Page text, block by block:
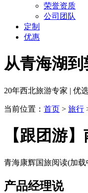
荣誉资质
公司团队
定制
优惠
从青海湖到
20年西北旅游专家 | 优
当前位置： 首页 > 旅行
【跟团游
青海康辉国旅阅读(加载
产品经理说